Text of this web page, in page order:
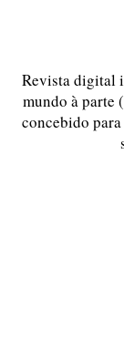
Revista digital
mundo à parte
concebido